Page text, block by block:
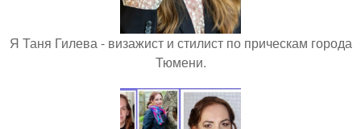
Я Таня Гилева - визажист и стилист по прическам города
Тюмени.